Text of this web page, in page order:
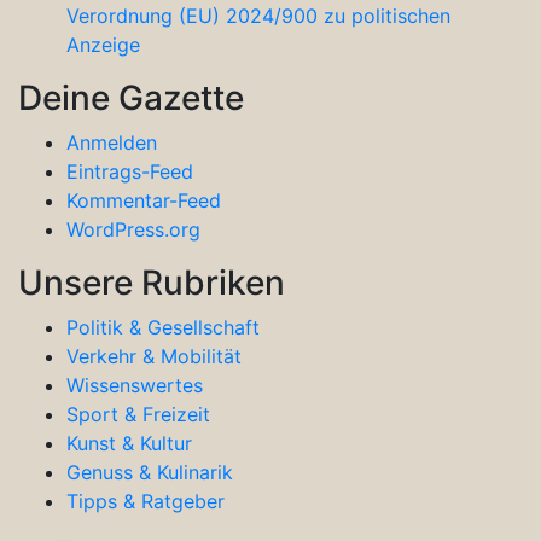
Verordnung (EU) 2024/900 zu politischen
Anzeige
Deine Gazette
Anmelden
Eintrags-Feed
Kommentar-Feed
WordPress.org
Unsere Rubriken
Politik & Gesellschaft
Verkehr & Mobilität
Wissenswertes
Sport & Freizeit
Kunst & Kultur
Genuss & Kulinarik
Tipps & Ratgeber